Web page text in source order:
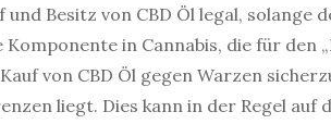
Besitz von CBD Öl legal, solange
Komponente in Cannabis, die für
von CBD Öl gegen Warzen
liegt. Dies kann in der Regel